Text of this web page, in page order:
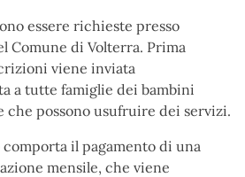
essere richieste presso
Comune di Volterra. Prima
viene inviata
a tutte famiglie dei bambini
possono usufruire dei servizi.
comporta il pagamento di una
mensile, che viene